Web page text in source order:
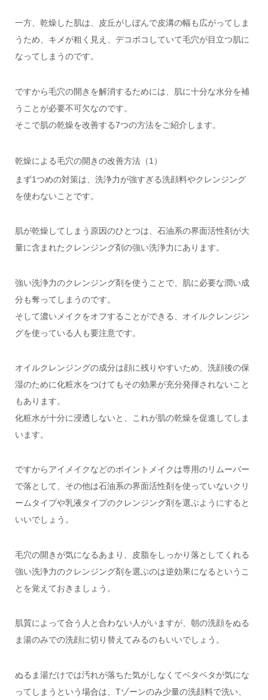
一方、乾燥した肌は、皮丘がしぼんで皮溝の幅も広がってしま
うため、キメが粗く見え、デコボコしていて毛穴が目立つ肌に
なってしまうのです。
ですから毛穴の開きを解消するためには、肌に十分な水分を補
うことが必要不可欠なのです。
そこで肌の乾燥を改善する7つの方法をご紹介します。
乾燥による毛穴の開きの改善方法（1）
まず1つめの対策は、洗浄力が強すぎる洗顔料やクレンジング
を使わないことです。
肌が乾燥してしまう原因のひとつは、石油系の界面活性剤が大
量に含まれたクレンジング剤の強い洗浄力にあります。
強い洗浄力のクレンジング剤を使うことで、肌に必要な潤い成
分も奪ってしまうのです。
そして濃いメイクをオフすることができる、オイルクレンジン
グを使っている人も要注意です。
オイルクレンジングの成分は顔に残りやすいため、洗顔後の保
湿のために化粧水をつけてもその効果が充分発揮されないこと
もあります。
化粧水が十分に浸透しないと、これが肌の乾燥を促進してしま
います。
ですからアイメイクなどのポイントメイクは専用のリムーバー
で落として、その他は石油系の界面活性剤を使っていないクリ
ームタイプや乳液タイプのクレンジング剤を選ぶようにすると
いいでしょう。
毛穴の開きが気になるあまり、皮脂をしっかり落としてくれる
強い洗浄力のクレンジング剤を選ぶのは逆効果になるというこ
とを覚えておきましょう。
肌質によって合う人と合わない人がいますが、朝の洗顔をぬる
ま湯のみでの洗顔に切り替えてみるのもいいでしょう。
ぬるま湯だけでは汚れが落ちた気がしなくてベタベタが気にな
ってしまうという場合は、Tゾーンのみ少量の洗顔料で洗い、